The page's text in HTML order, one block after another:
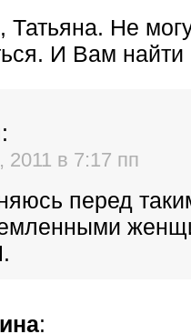
Татьяна. Не
И Вам найти
:
2011 в 7:17 пп
перед
: